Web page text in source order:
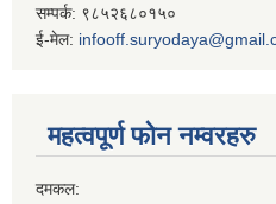
सम्पर्क: ९८५२६८०१५०
ई-मेल:
महत्वपूर्ण फोन नम्वरहरु
दमकल: